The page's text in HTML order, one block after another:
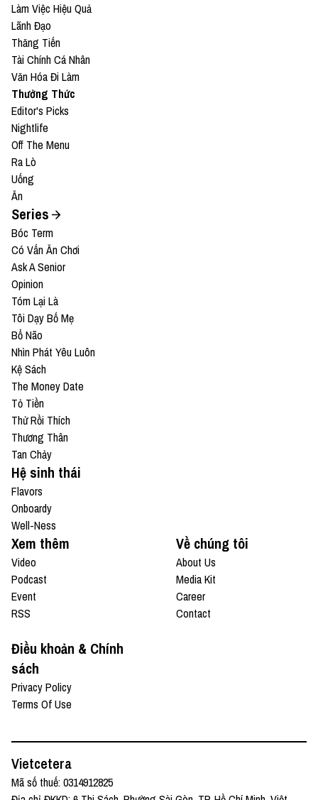
Làm Việc Hiệu Quả
Lãnh Đạo
Thăng Tiến
Tài Chính Cá Nhân
Văn Hóa Đi Làm
Thưởng Thức
Editor's Picks
Nightlife
Off The Menu
Ra Lò
Uống
Ăn
Series
Bóc Term
Có Vấn Ăn Chơi
Ask A Senior
Opinion
Tóm Lại Là
Tôi Dạy Bố Mẹ
Bổ Não
Nhìn Phát Yêu Luôn
Kệ Sách
The Money Date
Tỏ Tiền
Thử Rồi Thích
Thương Thân
Tan Chảy
Hệ sinh thái
Flavors
Onboardy
Well-Ness
Xem thêm
Video
Podcast
Event
RSS
Về chúng tôi
About Us
Media Kit
Career
Contact
Điều khoản & Chính
sách
Privacy Policy
Terms Of Use
Vietcetera
Mã số thuế: 0314912825